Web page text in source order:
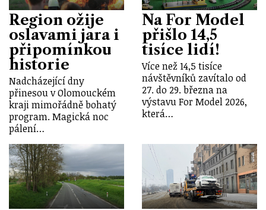
Region ožije
oslavami jara i
připomínkou
historie
Nadcházející dny
přinesou v Olomouckém
kraji mimořádně bohatý
program. Magická noc
pálení…
Na For Model
přišlo 14,5
tisíce lidí!
Více než 14,5 tisíce
návštěvníků zavítalo od
27. do 29. března na
výstavu For Model 2026,
která…